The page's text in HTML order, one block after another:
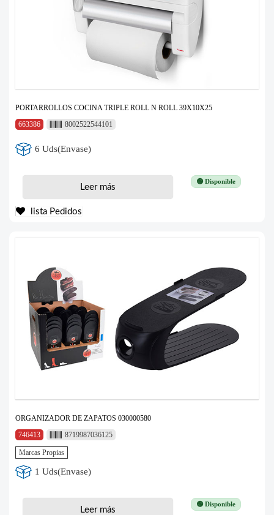
PORTARROLLOS COCINA TRIPLE ROLL N ROLL 39X10X25
663386
8002522544101
6 Uds(Envase)
🟢 Disponible
Leer más
lista Pedidos
ORGANIZADOR DE ZAPATOS 030000580
746413
8719987036125
Marcas Propias
1 Uds(Envase)
🟢 Disponible
Leer más